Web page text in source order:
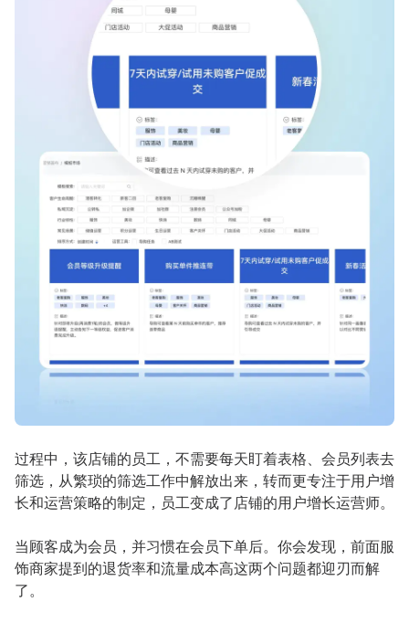
过程中，该店铺的员工，不需要每天盯着表格、会员列表去
筛选，从繁琐的筛选工作中解放出来，转而更专注于用户增
长和运营策略的制定，员工变成了店铺的用户增长运营师。
当顾客成为会员，并习惯在会员下单后。你会发现，前面服
饰商家提到的退货率和流量成本高这两个问题都迎刃而解
了。